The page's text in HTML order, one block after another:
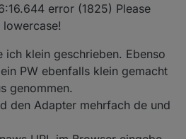
error (1825) Please
ich klein geschrieben. Ebenso
PW ebenfalls klein gemacht
genommen.
den Adapter mehrfach de und